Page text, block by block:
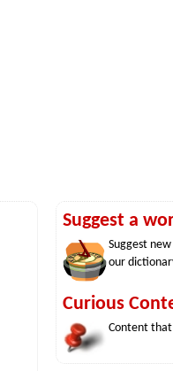
Suggest a
Suggest
our
Curious
Content